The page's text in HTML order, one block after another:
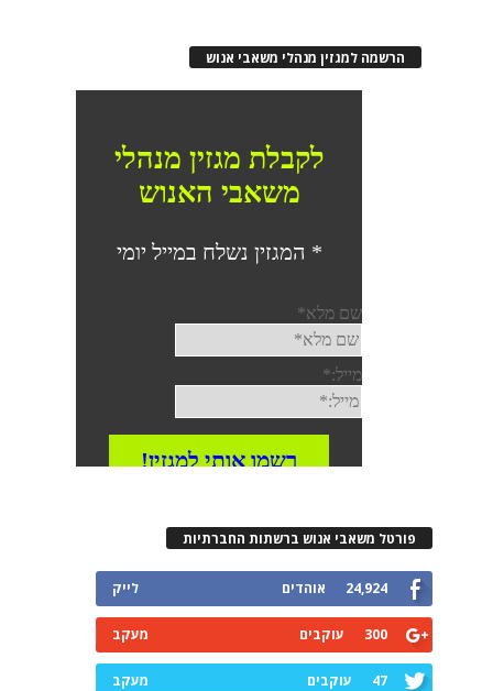
הרשמה למגזין מנהלי משאבי אנוש
פורטל משאבי אנוש ברשתות החברתיות
24,924 אוהדים לייק
300 עוקבים מעקב
47 עוקבים מעקב